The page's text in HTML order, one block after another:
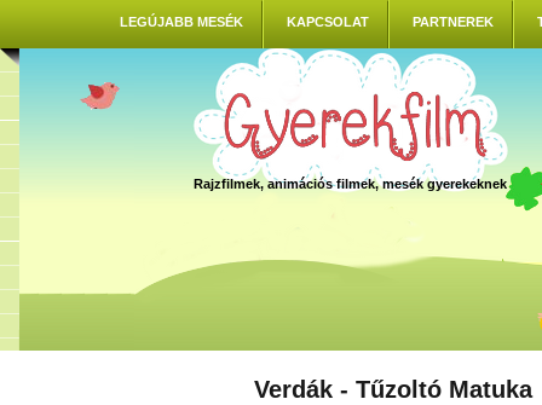
LEGÚJABB MESÉK KAPCSOLAT PARTNEREK
Rajzfilmek, animációs filmek, mesék gyerekeknek
Verdák - Tűzoltó Matuka